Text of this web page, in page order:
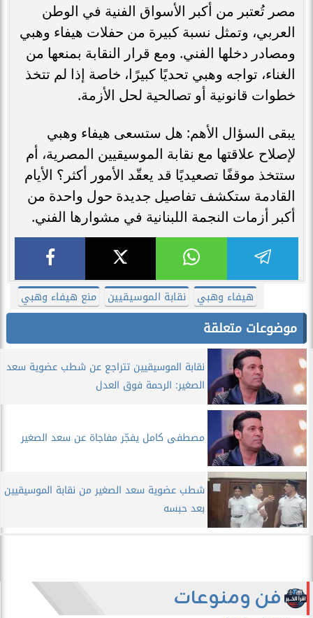
مصر تُعتبر من أكبر الأسواق الفنية في الوطن
العربي، وتمثل نسبة كبيرة من حفلات هيفاء وهبي
ومصادر دخلها الفني. ومع قرار النقابة بمنعها من
الغناء، تواجه وهبي تحديًا كبيرًا، خاصة إذا لم تتخذ
خطوات قانونية أو تصالحية لحل الأزمة.
يبقى السؤال الأهم: هل ستسعى هيفاء وهبي
لإصلاح علاقتها مع نقابة الموسيقيين المصرية، أم
ستتخذ موقفًا تصعيديًا قد يعقّد الأمور أكثر؟ الأيام
القادمة ستكشف تفاصيل جديدة حول واحدة من
أكبر أزمات النجمة اللبنانية في مشوارها الفني.
هيفاء وهبي نقابة الموسيقيين منع هيفاء وهبي
موضوعات متعلقة
نقابة الموسيقيين تتراجع عن شطب عضوية سعد
الصغير: الرحمة فوق العدل
مصطفى كامل يفجّر مفاجاة عن سعد الصغير
شطب عضوية سعد الصغير من نقابة الموسيقيين
بعد حبسه
فن ومنوعات